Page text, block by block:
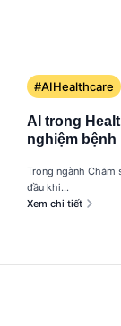
#AIHealthcare
AI trong
nghiệm
Trong ngành
đầu khi...
Xem chi tiết